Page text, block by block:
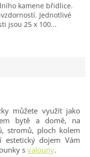
kamene břidlice.
Jednotlivé
jsou 25 x 100...
můžete využít jako
bytě a domě, na
stromů, ploch kolem
dojem Vám
s valouny.